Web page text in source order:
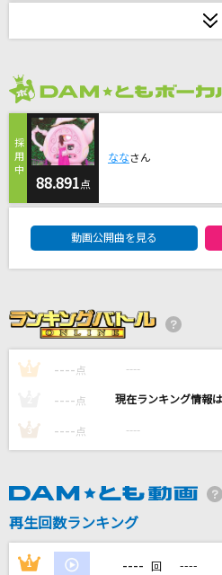
LOSER
放課後ティータイム
天国
DAN DAN 心魅かれてく
FIELD OF VIEW(the FIELD OF VIEW)
[生音]Laugh away
火種
キタニタツヤ
喜劇
[生音]レイニーブルー
徳永英明
88.891 点
ななさん
動画公開曲を見る
1 ---- 点 ----
---- 点 ----
3 ---- 点 ----
再生回数ランキング
1 ---- 回 ----